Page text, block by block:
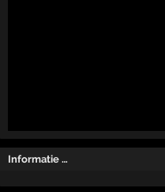
Informatie …